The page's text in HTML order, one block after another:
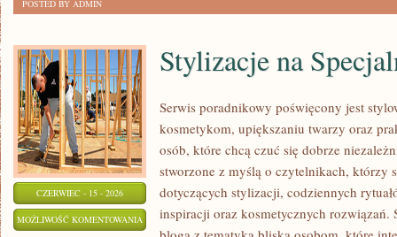
POSTED BY ADMIN
CZERWIEC - 15 - 2026
MOŻLIWOŚĆ KOMENTOWANIA STYLIZACJE
Stylizacje na
Serwis poradnikowy poświęcony jest
kosmetykom, upiększaniu twarzy oraz
osób, które chcą czuć się dobrze
stworzone z myślą o czytelnikach, którzy
dotyczących stylizacji, codziennych
inspiracji oraz kosmetycznych rozwiązań.